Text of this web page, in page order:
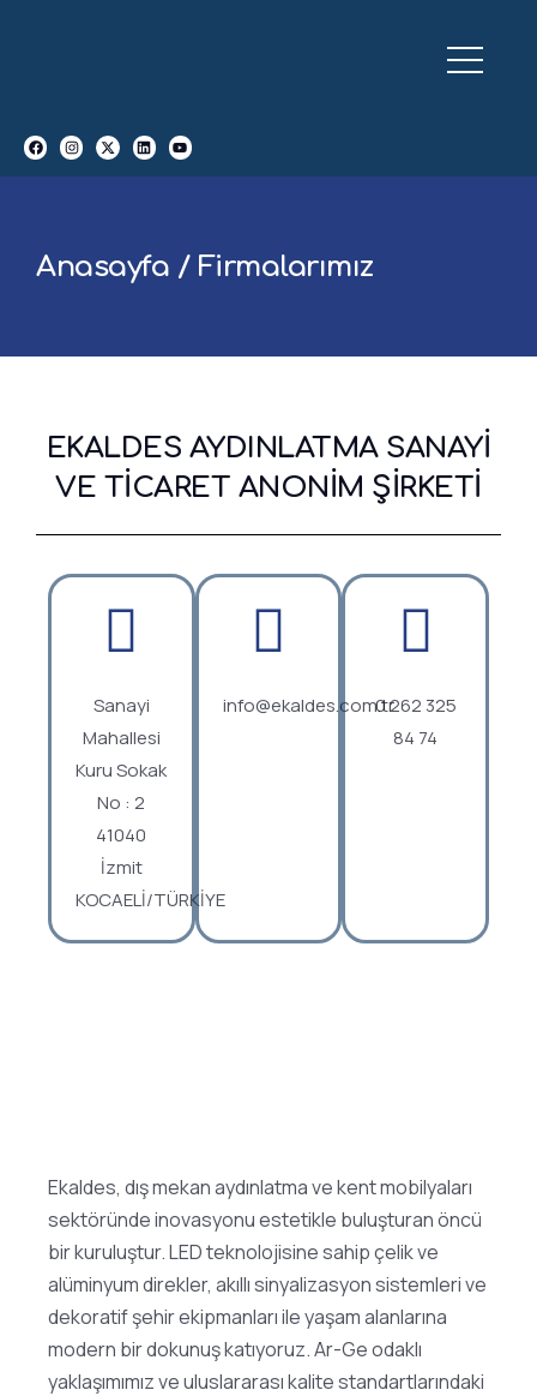
Anasayfa / Firmalarımız
EKALDES AYDINLATMA SANAYİ
VE TİCARET ANONİM ŞİRKETİ
Sanayi
Mahallesi
Kuru Sokak
No : 2
41040
İzmit
KOCAELİ/TÜRKİYE
info@ekaldes.com.tr0 262 325
84 74
Ekaldes, dış mekan aydınlatma ve kent mobilyaları
sektöründe inovasyonu estetikle buluşturan öncü
bir kuruluştur. LED teknolojisine sahip çelik ve
alüminyum direkler, akıllı sinyalizasyon sistemleri ve
dekoratif şehir ekipmanları ile yaşam alanlarına
modern bir dokunuş katıyoruz. Ar-Ge odaklı
yaklaşımımız ve uluslararası kalite standartlarındaki